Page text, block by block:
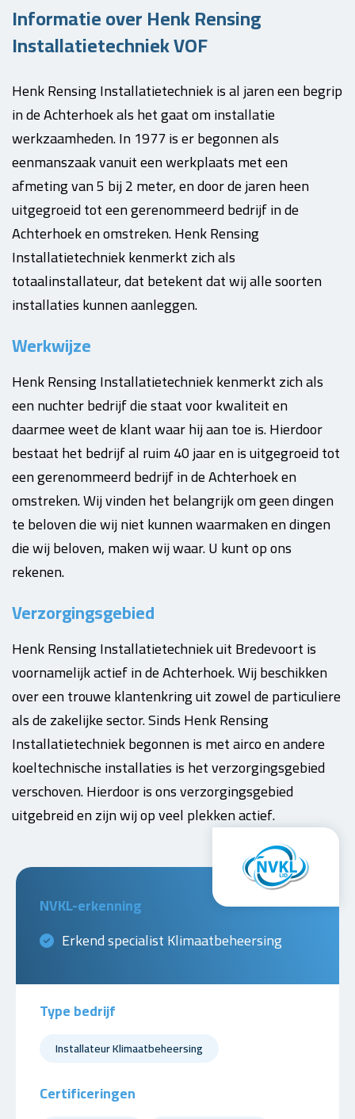
Informatie over Henk Rensing
Installatietechniek VOF
Henk Rensing Installatietechniek is al jaren een begrip
in de Achterhoek als het gaat om installatie
werkzaamheden. In 1977 is er begonnen als
eenmanszaak vanuit een werkplaats met een
afmeting van 5 bij 2 meter, en door de jaren heen
uitgegroeid tot een gerenommeerd bedrijf in de
Achterhoek en omstreken. Henk Rensing
Installatietechniek kenmerkt zich als
totaalinstallateur, dat betekent dat wij alle soorten
installaties kunnen aanleggen.
Werkwijze
Henk Rensing Installatietechniek kenmerkt zich als
een nuchter bedrijf die staat voor kwaliteit en
daarmee weet de klant waar hij aan toe is. Hierdoor
bestaat het bedrijf al ruim 40 jaar en is uitgegroeid tot
een gerenommeerd bedrijf in de Achterhoek en
omstreken. Wij vinden het belangrijk om geen dingen
te beloven die wij niet kunnen waarmaken en dingen
die wij beloven, maken wij waar. U kunt op ons
rekenen.
Verzorgingsgebied
Henk Rensing Installatietechniek uit Bredevoort is
voornamelijk actief in de Achterhoek. Wij beschikken
over een trouwe klantenkring uit zowel de particuliere
als de zakelijke sector. Sinds Henk Rensing
Installatietechniek begonnen is met airco en andere
koeltechnische installaties is het verzorgingsgebied
verschoven. Hierdoor is ons verzorgingsgebied
uitgebreid en zijn wij op veel plekken actief.
NVKL-erkenning
Erkend specialist Klimaatbeheersing
Type bedrijf
Installateur Klimaatbeheersing
Certificeringen